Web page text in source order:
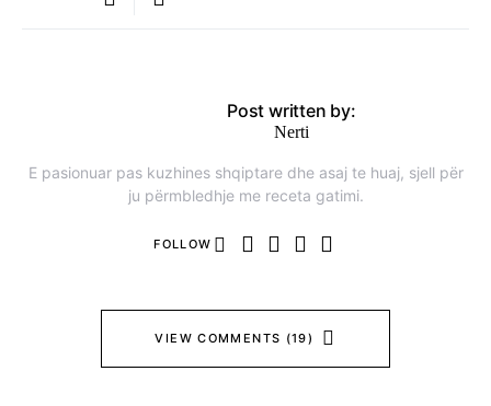
Post written by:
Nerti
E pasionuar pas kuzhines shqiptare dhe asaj te huaj, sjell për
ju përmbledhje me receta gatimi.
FOLLOW
VIEW COMMENTS (19)